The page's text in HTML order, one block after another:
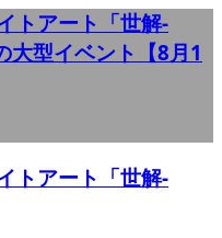
トアート「世解-
型イベント【8月1
トアート「世解-